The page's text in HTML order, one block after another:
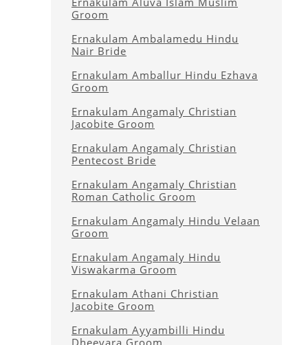
Groom
Ernakulam Ambalamedu Hindu
Nair Bride
Ernakulam Amballur Hindu Ezhava
Groom
Ernakulam Angamaly Christian
Jacobite Groom
Ernakulam Angamaly Christian
Pentecost Bride
Ernakulam Angamaly Christian
Roman Catholic Groom
Ernakulam Angamaly Hindu Velaan
Groom
Ernakulam Angamaly Hindu
Viswakarma Groom
Ernakulam Athani Christian
Jacobite Groom
Ernakulam Ayyambilli Hindu
Dheevara Groom